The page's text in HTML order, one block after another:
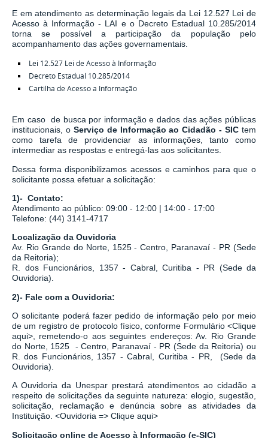
E em atendimento as determinação legaisda Lei 12.527 Lei de
Acesso à Informação - LAI e o Decreto Estadual 10.285/2014
torna se possível a participação da população pelo
acompanhamento das ações governamentais.
Lei 12.527 Lei de Acesso à Informação
Decreto Estadual 10.285/2014
Cartilha de Acesso a Informação
Em caso de busca por informação e dados das ações públicas
institucionais, o Serviço de Informação ao Cidadão - SICtem
como tarefa de
providenciar as informações, tanto como
intermediar as respostas e entregá-las aos solicitantes.
Dessa forma disponibilizamos acessos e caminhos para que o
solicitante possa efetuar a solicitação:
1)- Contato:
Atendimento ao público: 09:00 - 12:00 | 14:00 - 17:00
Telefone: (44) 3141-4717
Localização da Ouvidoria
Av. Rio Grande do Norte, 1525 - Centro, Paranavaí - PR (Sede
da Reitoria);
R. dos Funcionários, 1357 - Cabral, Curitiba - PR (Sede da
Ouvidoria).
2)- Fale com a Ouvidoria:
O solicitante poderá fazer pedido de informação pelo por meio
de um registro de protocolo físico, conforme Formulário <Clique
aqui> , remetendo-o aos seguintes endereços: Av. Rio Grande
do Norte, 1525 - Centro, Paranavaí - PR (Sede da Reitoria) ou
R. dos Funcionários, 1357 - Cabral, Curitiba - PR,
(Sede da
Ouvidoria).
A Ouvidoria da Unespar prestará atendimentos ao cidadão a
respeito de solicitações da seguinte natureza: elogio, sugestão,
solicitação, reclamação e denúncia sobre as atividades da
Instituição. <Ouvidoria => Clique aqui>
Solicitação online de Acesso à Informação (e-SIC)